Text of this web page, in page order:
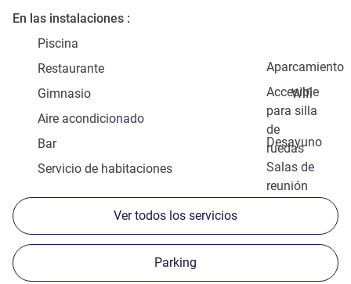
En las instalaciones
Piscina
Aparcamiento
Restaurante
Accesible
para silla
de
ruedas
Gimnasio
Wifi
Aire acondicionado
Desayuno
Bar
Salas de
reunión
Servicio de habitaciones
Ver todos los servicios
Parking